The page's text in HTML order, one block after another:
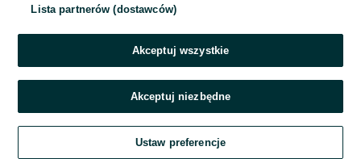
Lista partnerów (dostawców)
Akceptuj wszystkie
Akceptuj niezbędne
Ustaw preferencje